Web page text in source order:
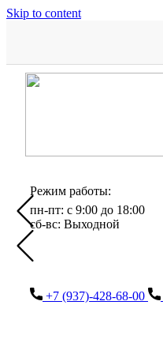
Skip to content
Режим работы:
пн-пт: с 9:00 до 18:00
сб-вс: Выходной
+7 (937)-428-68-00